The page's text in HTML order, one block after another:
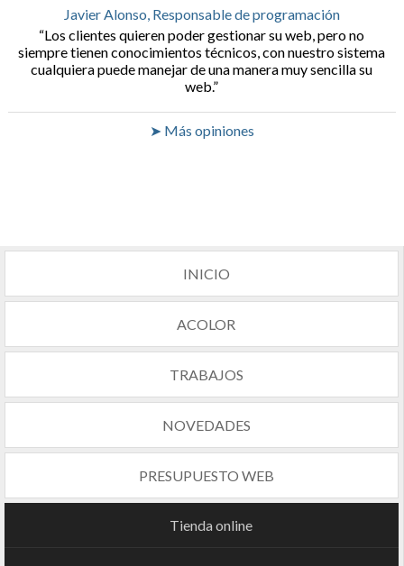
Javier Alonso, Responsable de programación
Los clientes quieren poder gestionar su web, pero no
siempre tienen conocimientos técnicos, con nuestro sistema
cualquiera puede manejar de una manera muy sencilla su
web.
➤ Más opiniones
INICIO
ACOLOR
TRABAJOS
NOVEDADES
PRESUPUESTO WEB
Tienda online